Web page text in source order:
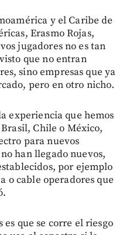
y el Caribe de
Erasmo Rojas,
jugadores no es tan
que no entran
sino empresas que ya
pero en otro nicho.
experiencia que hemos
Chile o México,
para nuevos
han llegado nuevos,
por ejemplo
o cable operadores que
que se corre el riesgo